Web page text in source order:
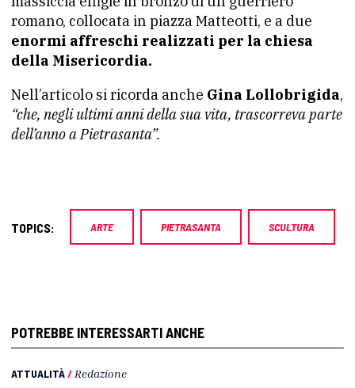
romano, collocata in piazza Matteotti, e a due
enormi affreschi realizzati per la chiesa
della Misericordia.
Nell’articolo si ricorda anche Gina Lollobrigida,
“che, negli ultimi anni della sua vita, trascorreva parte
dell’anno a Pietrasanta”.
TOPICS: ARTE PIETRASANTA SCULTURA
POTREBBE INTERESSARTI ANCHE
ATTUALITÀ/ Redazione